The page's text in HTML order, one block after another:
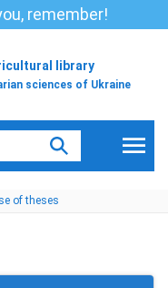
remember!
library
sciences of Ukraine
of theses